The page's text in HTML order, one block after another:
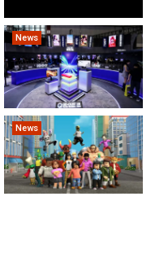
News
News